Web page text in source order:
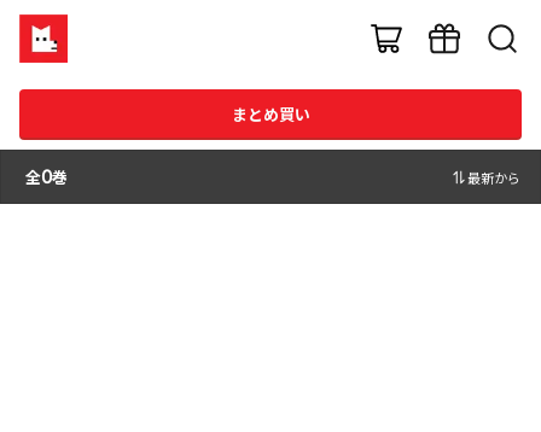
まとめ買い
全0巻 最新から